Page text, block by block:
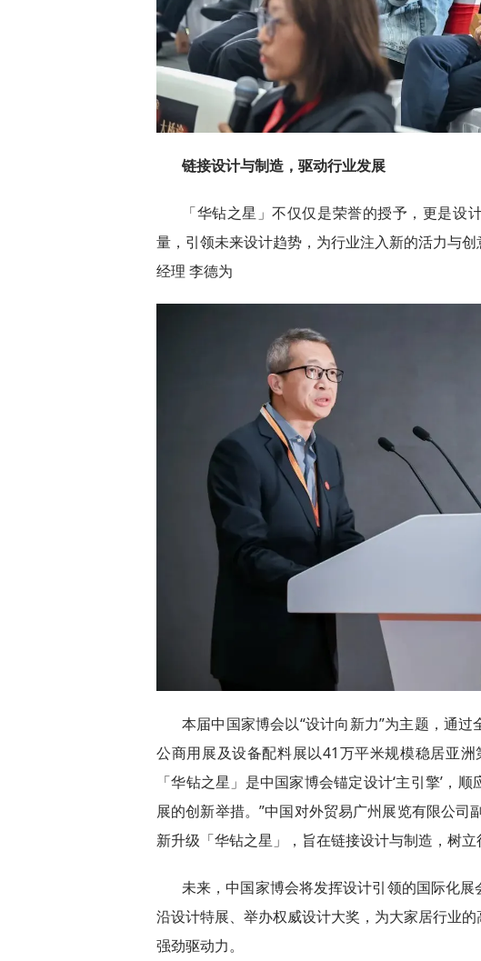
链接设计与制造，驱动行业发展
「华钻之星」不仅仅是荣誉的授予，更是设
量，引领未来设计趋势，为行业注入新的活力与
经理 李德为
本届中国家博会以“设计向新力”为主题，通
公商用展及设备配料展以41万平米规模稳居亚洲
「华钻之星」是中国家博会锚定设计‘主引擎’，
展的创新举措。”中国对外贸易广州展览有限公
新升级「华钻之星」，旨在链接设计与制造，树立
未来，中国家博会将发挥设计引领的国际化
沿设计特展、举办权威设计大奖，为大家居行业
强劲驱动力。